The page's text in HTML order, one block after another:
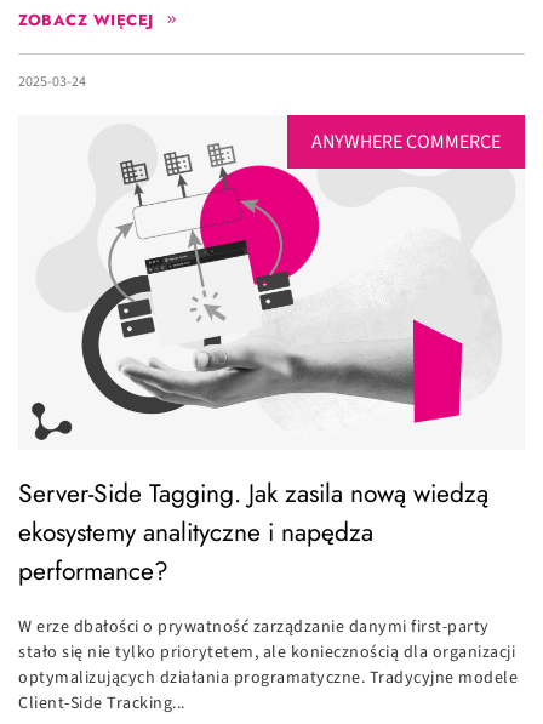
ZOBACZ WIĘCEJ
2025-03-24
ANYWHERE COMMERCE
Server-Side Tagging. Jak zasila nową wiedzą
ekosystemy analityczne i napędza
performance?
W erze dbałości o prywatność zarządzanie danymi first-party
stało się nie tylko priorytetem, ale koniecznością dla organizacji
optymalizujących działania programatyczne. Tradycyjne modele
Client-Side Tracking...